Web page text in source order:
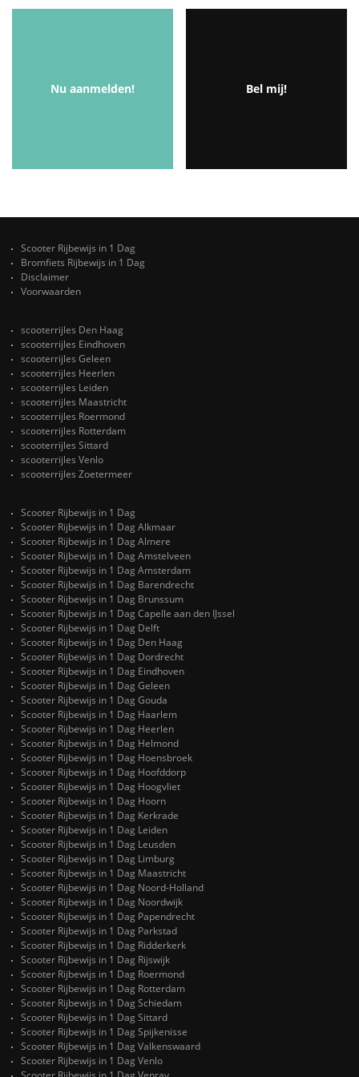
Nu aanmelden! Bel mij!
Scooter Rijbewijs in 1 Dag
Bromfiets Rijbewijs in 1 Dag
Disclaimer
Voorwaarden
scooterrijles Den Haag
scooterrijles Eindhoven
scooterrijles Geleen
scooterrijles Heerlen
scooterrijles Leiden
scooterrijles Maastricht
scooterrijles Roermond
scooterrijles Rotterdam
scooterrijles Sittard
scooterrijles Venlo
scooterrijles Zoetermeer
Scooter Rijbewijs in 1 Dag
Scooter Rijbewijs in 1 Dag Alkmaar
Scooter Rijbewijs in 1 Dag Almere
Scooter Rijbewijs in 1 Dag Amstelveen
Scooter Rijbewijs in 1 Dag Amsterdam
Scooter Rijbewijs in 1 Dag Barendrecht
Scooter Rijbewijs in 1 Dag Brunssum
Scooter Rijbewijs in 1 Dag Capelle aan den IJssel
Scooter Rijbewijs in 1 Dag Delft
Scooter Rijbewijs in 1 Dag Den Haag
Scooter Rijbewijs in 1 Dag Dordrecht
Scooter Rijbewijs in 1 Dag Eindhoven
Scooter Rijbewijs in 1 Dag Geleen
Scooter Rijbewijs in 1 Dag Gouda
Scooter Rijbewijs in 1 Dag Haarlem
Scooter Rijbewijs in 1 Dag Heerlen
Scooter Rijbewijs in 1 Dag Helmond
Scooter Rijbewijs in 1 Dag Hoensbroek
Scooter Rijbewijs in 1 Dag Hoofddorp
Scooter Rijbewijs in 1 Dag Hoogvliet
Scooter Rijbewijs in 1 Dag Hoorn
Scooter Rijbewijs in 1 Dag Kerkrade
Scooter Rijbewijs in 1 Dag Leiden
Scooter Rijbewijs in 1 Dag Leusden
Scooter Rijbewijs in 1 Dag Limburg
Scooter Rijbewijs in 1 Dag Maastricht
Scooter Rijbewijs in 1 Dag Noord-Holland
Scooter Rijbewijs in 1 Dag Noordwijk
Scooter Rijbewijs in 1 Dag Papendrecht
Scooter Rijbewijs in 1 Dag Parkstad
Scooter Rijbewijs in 1 Dag Ridderkerk
Scooter Rijbewijs in 1 Dag Rijswijk
Scooter Rijbewijs in 1 Dag Roermond
Scooter Rijbewijs in 1 Dag Rotterdam
Scooter Rijbewijs in 1 Dag Schiedam
Scooter Rijbewijs in 1 Dag Sittard
Scooter Rijbewijs in 1 Dag Spijkenisse
Scooter Rijbewijs in 1 Dag Valkenswaard
Scooter Rijbewijs in 1 Dag Venlo